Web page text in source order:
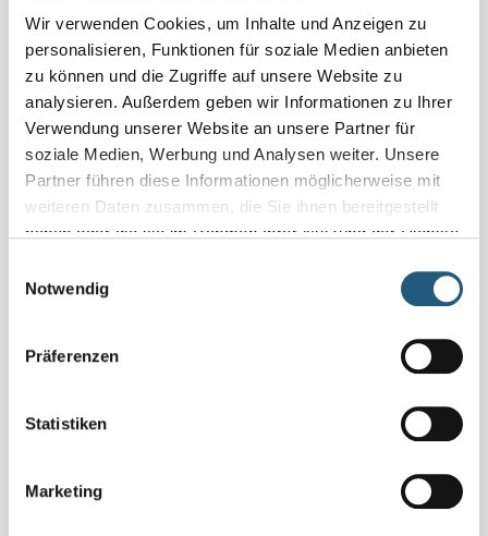
Wir verwenden Cookies, um Inhalte und Anzeigen zu
personalisieren, Funktionen für soziale Medien anbieten
zu können und die Zugriffe auf unsere Website zu
analysieren. Außerdem geben wir Informationen zu Ihrer
Verwendung unserer Website an unsere Partner für
soziale Medien, Werbung und Analysen weiter. Unsere
Partner führen diese Informationen möglicherweise mit
weiteren Daten zusammen, die Sie ihnen bereitgestellt
haben oder die sie im Rahmen Ihrer Nutzung der Dienste
Notwendig
Präferenzen
Statistiken
Marketing
direkt mit den Veranstaltenden.
Details
1,5 Std. | 2 km | Schwierigkeitsgrad: leicht | Sitzunterlage
mitbringen
Region
Kosten pro Person
Ja, wichtig! Bitte melden Sie sich bei den Veranstaltenden
an! Hier erfahren Sie auch mögliche Änderungen. Ohne